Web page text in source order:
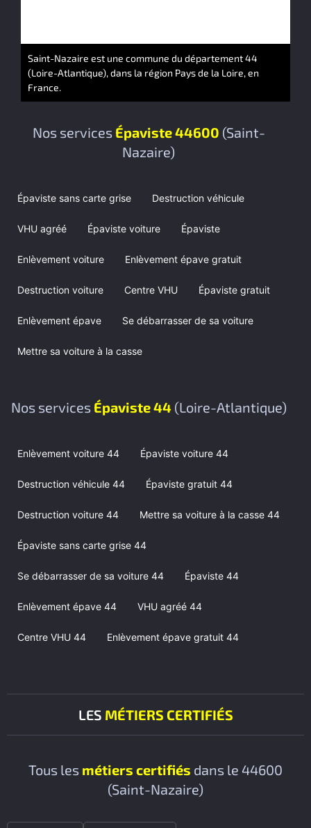
Nos services Épaviste 44600 (Saint-
Nazaire)
Épaviste sans carte grise Destruction véhicule
VHU agréé Épaviste voiture Épaviste
Enlèvement voiture Enlèvement épave gratuit
Destruction voiture Centre VHU Épaviste gratuit
Enlèvement épave Se débarrasser de sa voiture
Mettre sa voiture à la casse
Nos services Épaviste 44 (Loire-Atlantique)
Enlèvement voiture 44 Épaviste voiture 44
Destruction véhicule 44 Épaviste gratuit 44
Destruction voiture 44 Mettre sa voiture à la casse 44
Épaviste sans carte grise 44
Se débarrasser de sa voiture 44 Épaviste 44
Enlèvement épave 44 VHU agréé 44
Centre VHU 44 Enlèvement épave gratuit 44
Saint-Nazaire est une commune du département 44
(Loire-Atlantique), dans la région Pays de la Loire, en
France.
LES MÉTIERS CERTIFIÉS
Tous les métiers certifiés dans le 44600
(Saint-Nazaire)